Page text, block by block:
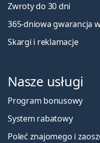
Zwroty do 30 dni
365-dniowa gwarancja
Skargi i reklamacje
Nasze usługi
Program bonusowy
System rabatowy
Poleć znajomego i